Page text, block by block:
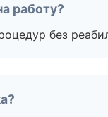
работу?
без